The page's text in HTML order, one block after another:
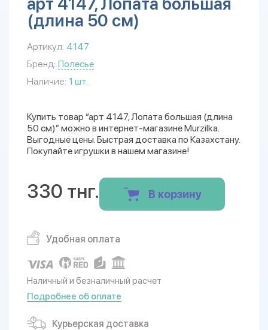
(длина 50 см)
Артикул: 4147
Бренд: Полесье
Наличие: 1 шт.
Купить товар “арт 4147, Лопата большая (длина
50 см)” можно в интернет-магазине Murzilka.
Выгодные цены. Быстрая доставка по Казахстану.
Покупайте игрушки в нашем магазине!
330 тнг. В корзину
Удобная оплата
Наличный и безналичный расчет
Подробнее об оплате
Курьерская доставка